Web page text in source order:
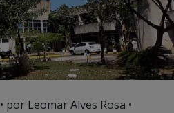
• por Leomar Alves Rosa •